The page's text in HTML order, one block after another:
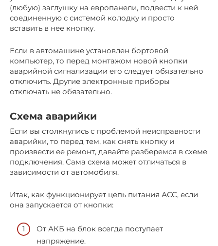
(любую) заглушку на европанели, подвести к ней
соединенную с системой колодку и просто
вставить в нее кнопку.
Если в автомашине установлен бортовой
компьютер, то перед монтажом новой кнопки
аварийной сигнализации его следует обязательно
отключить. Другие электронные приборы
отключать не обязательно.
Схема аварийки
Если вы столкнулись с проблемой неисправности
аварийки, то перед тем, как снять кнопку и
произвести ее ремонт, давайте разберемся в схеме
подключения. Сама схема может отличаться в
зависимости от автомобиля.
Итак, как функционирует цепь питания АСС, если
она запускается от кнопки:
От АКБ на блок всегда поступает
напряжение.